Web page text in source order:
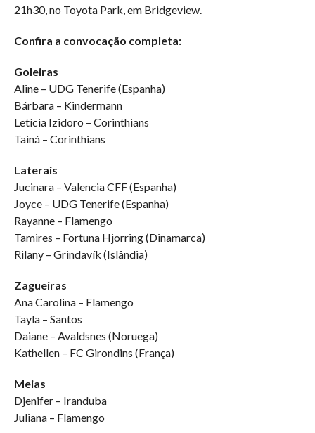
21h30, no Toyota Park, em Bridgeview.
Confira a convocação completa:
Goleiras
Aline – UDG Tenerife (Espanha)
Bárbara – Kindermann
Letícia Izidoro – Corinthians
Tainá – Corinthians
Laterais
Jucinara – Valencia CFF (Espanha)
Joyce – UDG Tenerife (Espanha)
Rayanne – Flamengo
Tamires – Fortuna Hjorring (Dinamarca)
Rilany – Grindavík (Islândia)
Zagueiras
Ana Carolina – Flamengo
Tayla – Santos
Daiane – Avaldsnes (Noruega)
Kathellen – FC Girondins (França)
Meias
Djenifer – Iranduba
Juliana – Flamengo